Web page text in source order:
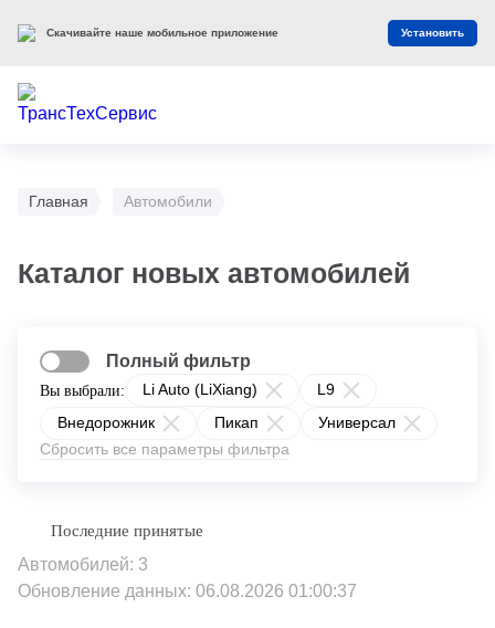
Главная Автомобили
Каталог новых автомобилей
Вы выбрали: Li Auto (LiXiang)
L9
Внедорожник
Пикап
Универсал
Сбросить все параметры фильтра
Полный фильтр
Автомобилей: 3
Обновление данных: 06.08.2026 01:00:37
Скачивайте наше мобильное приложение Установить